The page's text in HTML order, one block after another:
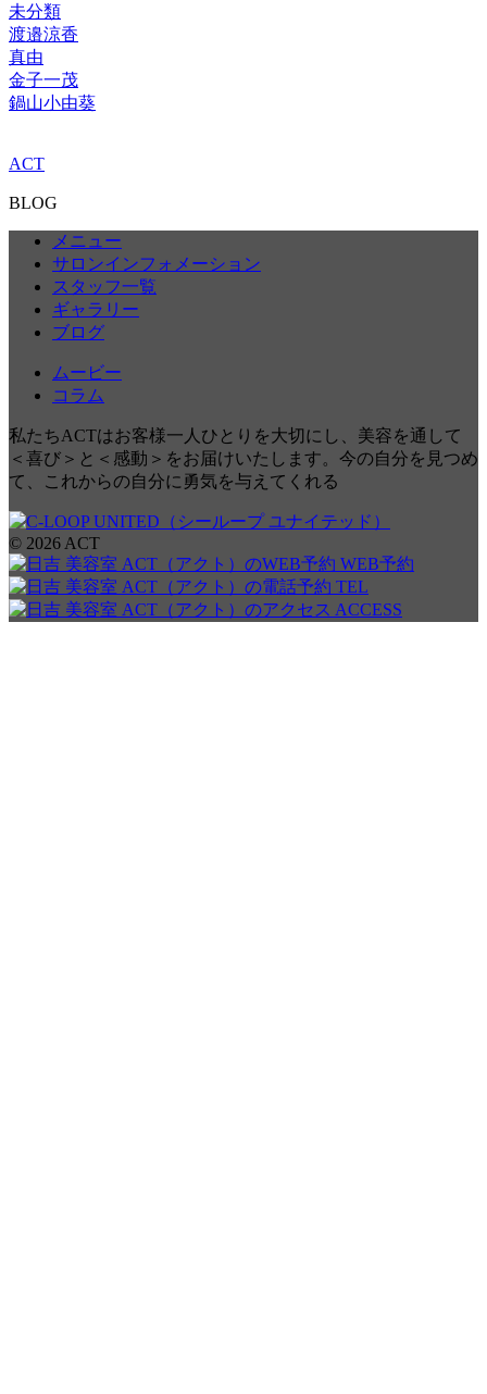
未分類
渡邉涼香
真由
金子一茂
鍋山小由葵
ACT
BLOG
メニュー
サロンインフォメーション
スタッフ一覧
ギャラリー
ブログ
ムービー
コラム
私たちACTはお客様一人ひとりを大切にし、美容を通して
＜喜び＞と＜感動＞をお届けいたします。今の自分を見つめ
て、これからの自分に勇気を与えてくれる
© 2026 ACT
WEB予約
TEL
ACCESS